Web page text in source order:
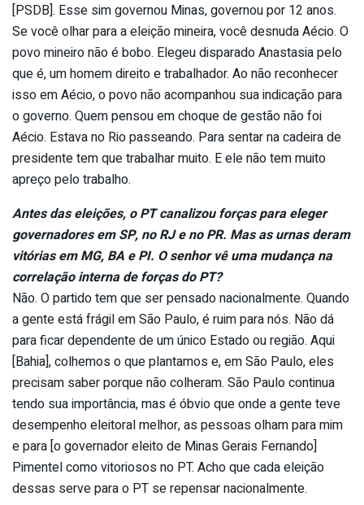
[PSDB]. Esse sim governou Minas, governou por 12 anos.
Se você olhar para a eleição mineira, você desnuda Aécio. O
povo mineiro não é bobo. Elegeu disparado Anastasia pelo
que é, um homem direito e trabalhador. Ao não reconhecer
isso em Aécio, o povo não acompanhou sua indicação para
o governo. Quem pensou em choque de gestão não foi
Aécio. Estava no Rio passeando. Para sentar na cadeira de
presidente tem que trabalhar muito. E ele não tem muito
apreço pelo trabalho.
Antes das eleições, o PT canalizou forças para eleger
governadores em SP, no RJ e no PR. Mas as urnas deram
vitórias em MG, BA e PI. O senhor vê uma mudança na
correlação interna de forças do PT?
Não. O partido tem que ser pensado nacionalmente. Quando
a gente está frágil em São Paulo, é ruim para nós. Não dá
para ficar dependente de um único Estado ou região. Aqui
[Bahia], colhemos o que plantamos e, em São Paulo, eles
precisam saber porque não colheram. São Paulo continua
tendo sua importância, mas é óbvio que onde a gente teve
desempenho eleitoral melhor, as pessoas olham para mim
e para [o governador eleito de Minas Gerais Fernando]
Pimentel como vitoriosos no PT. Acho que cada eleição
dessas serve para o PT se repensar nacionalmente.